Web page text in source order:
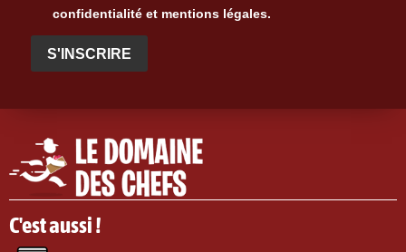
confidentialité et mentions légales.
S'INSCRIRE
C'est aussi !